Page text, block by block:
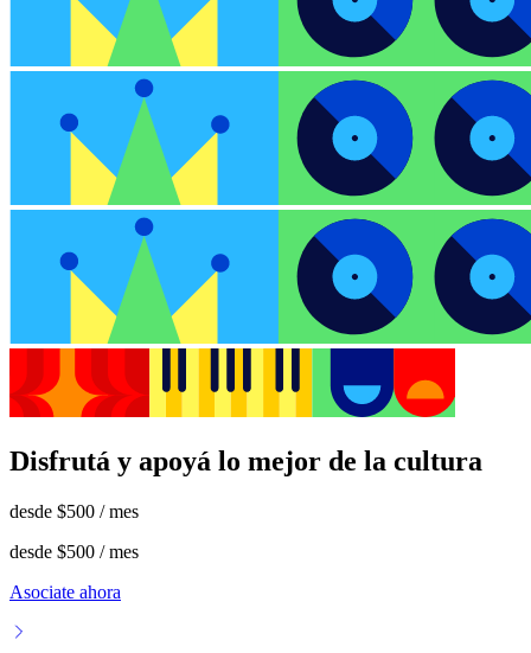
Disfrutá y apoyá lo mejor de la cultura
desde $500 / mes
desde $500 / mes
Asociate ahora